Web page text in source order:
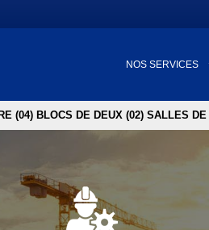
NOS SERVICES
(04) BLOCS DE DEUX (02) SALLES